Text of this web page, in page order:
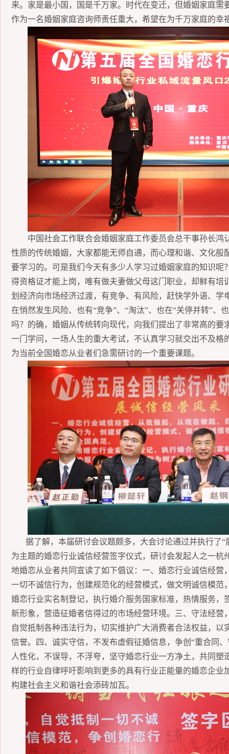
来。 家是最小国，国是千万家。时代在变迁，但婚姻家庭需
作为一名婚姻家庭咨询师责任重大，希望在为千万家庭的幸
中国社会工作联合会婚姻家庭工作委员会总干事孙长鸿
性质的传统婚姻，大家都能无师自通，而心理和谐、文化般
要学习的。可是我们今天有多少人学习过婚姻家庭的知识呢
得资格证才能上岗，唯有做夫妻做父母这门职业， 却鲜有培
划经济向市场经济过渡，有竞争、有风险，赶快学外语、学
在悄然发生风险、也有“竞争”、 “淘汰”、也在“关停并转”、
吗？ 的确， 婚姻从传统转向现代，向我们提出了非常高的要
一门学问，一场人生的重大考试，不认真学习就交出不及格
为当前全国婚恋从业者们急需研讨的一个重要课题。
据了解，本届研讨会议题颇多， 大会讨论通过并执行了“
为主题的婚恋行业诚信经营签字仪式，研讨会发起人之一杭
地婚恋从业者共同宣读了如下倡议：一、 婚恋行业诚信经营
一切不诚信行为，创建规范化的经营模式，做文明诚信模范
婚恋行业实名制登记，执行婚介服务国家标准，热情服务，
新形象，营造征婚者信得过的市场经营环境。三、 守法经营
自觉抵制各种违法行为，切实维护广大消费者合法权益，以
信誉。四、 诚实守信，不发布虚假征婚信息，争创 “重合同 、
人性化，不误导，不浮夸，坚守婚恋行业一方净土，共同塑
样的行业自律呼吁影响到更多的具有行业正能量的婚恋企业
构建社会主义和谐社会添砖加瓦。